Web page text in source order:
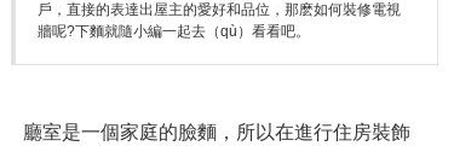
戶，直接的表達出屋主的愛好和品位，那麽如何裝修電視
牆呢?下麵就隨小編一起去（qù）看看吧。
廳室是一個家庭的臉麵，所以在進行住房裝飾